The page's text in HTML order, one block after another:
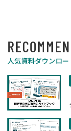
人気資料ダウンロー